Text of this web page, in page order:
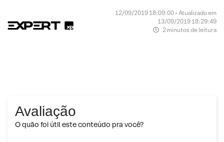
12/09/2019 18:09:00 • Atualizado em
13/09/2019 18:29:49
2 minutos de leitura
Avaliação
O quão foi útil este conteúdo pra você?